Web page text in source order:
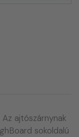
ajtószárnynak
sokoldalú